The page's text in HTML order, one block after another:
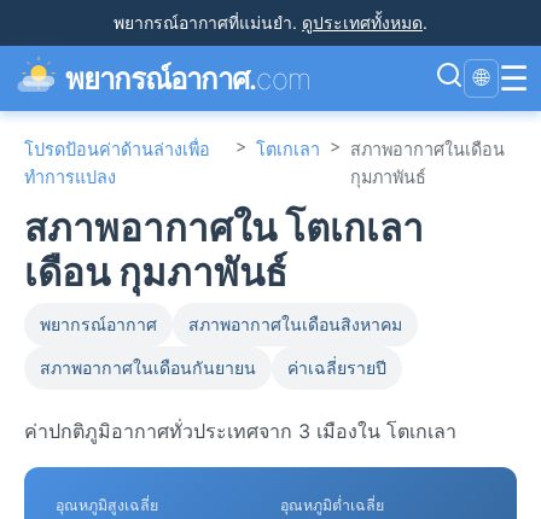
พยากรณ์อากาศที่แม่นยำ. ดูประเทศทั้งหมด.
พยากรณ์อากาศ.com 🌐 ☰
โปรดป้อนค่าด้านล่างเพื่อ
ทำการแปลง
> โตเกเลา > สภาพอากาศในเดือน
กุมภาพันธ์
สภาพอากาศใน โตเกเลา
เดือน กุมภาพันธ์
พยากรณ์อากาศ สภาพอากาศในเดือนสิงหาคม
สภาพอากาศในเดือนกันยายน ค่าเฉลี่ยรายปี
ค่าปกติภูมิอากาศทั่วประเทศจาก 3 เมืองใน โตเกเลา
อุณหภูมิสูงเฉลี่ย อุณหภูมิต่ำเฉลี่ย